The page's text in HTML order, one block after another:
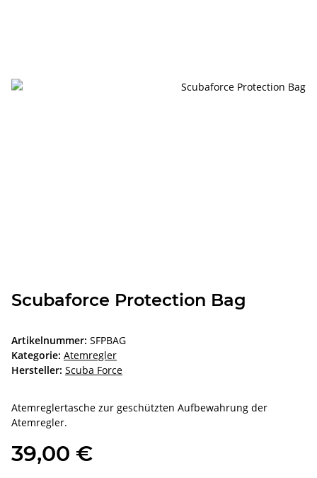
Scubaforce Protection Bag
Artikelnummer: SFPBAG
Kategorie: Atemregler
Hersteller: Scuba Force
Atemreglertasche zur geschützten Aufbewahrung der
Atemregler.
39,00 €